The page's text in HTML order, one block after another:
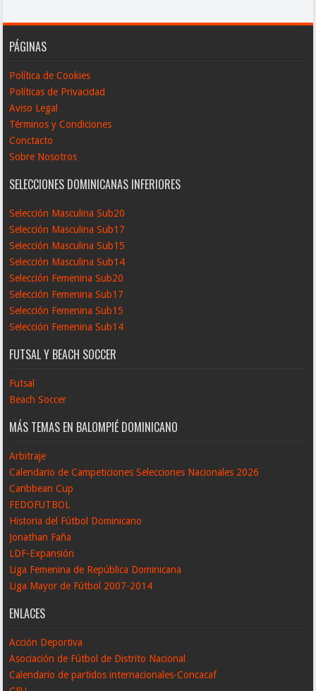
PÁGINAS
Política de Cookies
Políticas de Privacidad
Aviso Legal
Términos y Condiciones
Conctacto
Sobre Nosotros
SELECCIONES DOMINICANAS INFERIORES
Selección Masculina Sub20
Selección Masculina Sub17
Selección Masculina Sub15
Selección Masculina Sub14
Selección Femenina Sub20
Selección Femenina Sub17
Selección Femenina Sub15
Selección Femenina Sub14
FUTSAL Y BEACH SOCCER
Futsal
Beach Soccer
MÁS TEMAS EN BALOMPIÉ DOMINICANO
Arbitraje
Calendario de Campeticiones Selecciones Nacionales 2026
Caribbean Cup
FEDOFUTBOL
Historia del Fútbol Dominicano
Jonathan Faña
LDF-Expansión
Liga Femenina de República Dominicana
Liga Mayor de Fútbol 2007-2014
ENLACES
Acción Deportiva
Asociación de Fútbol de Distrito Nacional
Calendario de partidos internacionales-Concacaf